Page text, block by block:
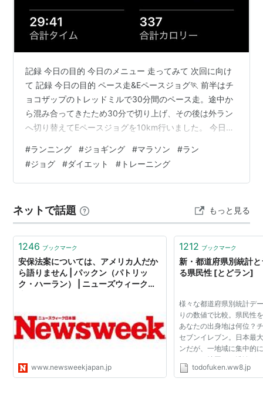
記録 今日の目的 今日のメニュー 走ってみて 次回に向け
て 記録 今日の目的 ペース走&Eペースジョグ🏃 前半はチ
ョコザップのトレッドミルで30分間のペース走。途中か
ら混み合ってきたため30分で切り上げ、その後は外ラン
へ切り替えてEペースジョグを10km行いました。 今日の
ペース走7km Eペースジョグ10km コース：チョコザップ
自宅周辺 走ってみて 疲労はやや残っていましたが、翌日
はランオフ、週末にはロング走を予定しているため、こ
コザップでEペースジョグを10kmほど行う予定でした…
#ランニング #ジョギング #マラソン #ラン
#ジョグ #ダイエット # トレーニング
ネットで話題 もっと見る
1246 ブックマーク
安保法案については、アメリカ人だか
ら語りません | パックン（パトリッ
ク・ハーラン） | ニューズウィーク日
www.newsweekjapan.jp
1212 ブックマーク
新・都道府県別統計
る県民性 [とどラン]
様々な都道府県別統計デ
りの数値で比較。県民性
あなたの出身地は何位？
セブンイレブン。日本最
ンだが、一地域に集中的
のため、地図にも濃淡が
る。 [続きを読む]
todofuken.ww8.jp